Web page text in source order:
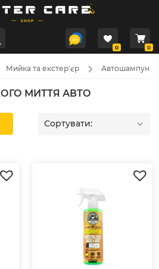
0 0
Мийка та екстер'єр Автошампуні
МИТТЯ АВТО
Сортувати: